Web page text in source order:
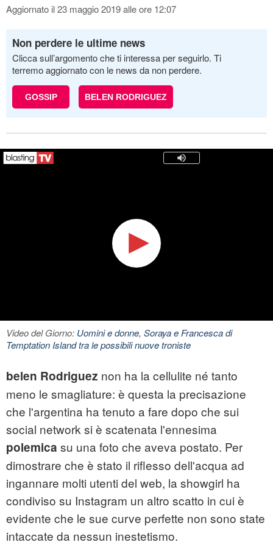
Aggiornato il 23 maggio 2019 alle ore 12:07
Non perdere le ultime news
Clicca sull’argomento che ti interessa per seguirlo. Ti
terremo aggiornato con le news da non perdere.
GOSSIP BELEN RODRIGUEZ
Video del Giorno: Uomini e donne, Soraya e Francesca di
Temptation Island tra le possibili nuove troniste
belen Rodriguez non ha la cellulite né tanto
meno le smagliature: è questa la precisazione
che l'argentina ha tenuto a fare dopo che sui
social network si è scatenata l'ennesima
polemica su una foto che aveva postato. Per
dimostrare che è stato il riflesso dell'acqua ad
ingannare molti utenti del web, la showgirl ha
condiviso su Instagram un altro scatto in cui è
evidente che le sue curve perfette non sono state
intaccate da nessun inestetismo.